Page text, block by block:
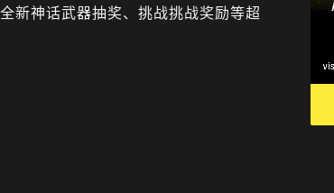
新神话武器抽奖、挑战挑战奖励等超